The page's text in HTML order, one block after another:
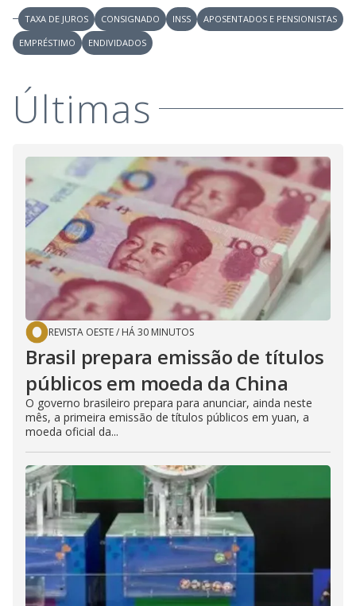
TAXA DE JUROS CONSIGNADO INSS
APOSENTADOS E PENSIONISTAS
EMPRÉSTIMO
ENDIVIDADOS
Últimas
REVISTA OESTE/ HÁ 30 MINUTOS
Brasil prepara emissão de títulos
públicos em moeda da China
O governo brasileiro prepara para anunciar, ainda neste
mês, a primeira emissão de títulos públicos em yuan, a
moeda oficial da...